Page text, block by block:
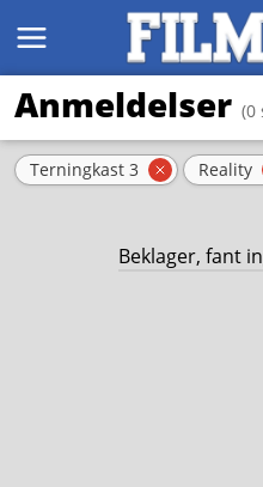
MENY
Anmeldelser (0
Aktive filter
Terningkast 3 FjernReality
Beklager, fant